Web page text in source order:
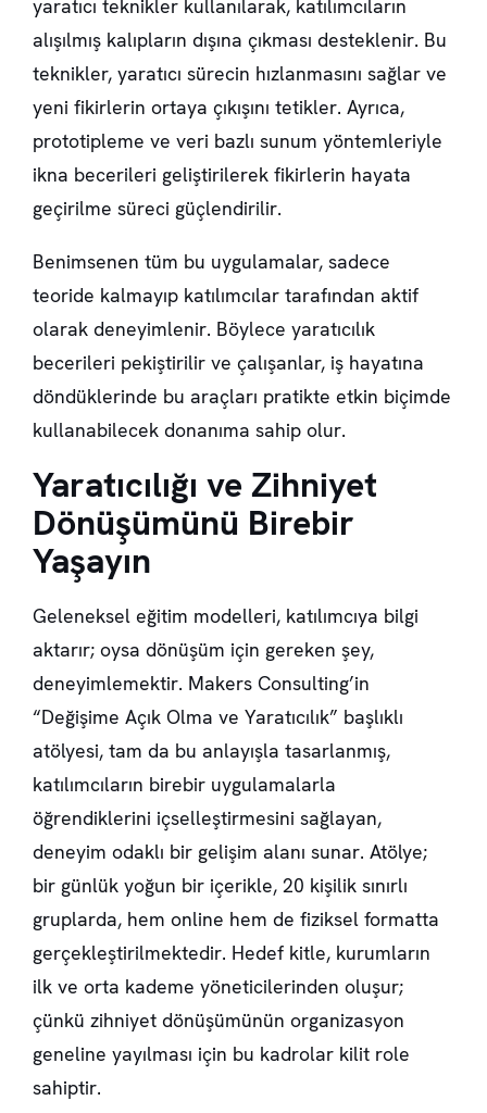
yaratıcı teknikler kullanılarak, katılımcıların
alışılmış kalıpların dışına çıkması desteklenir. Bu
teknikler, yaratıcı sürecin hızlanmasını sağlar ve
yeni fikirlerin ortaya çıkışını tetikler. Ayrıca,
prototipleme ve veri bazlı sunum yöntemleriyle
ikna becerileri geliştirilerek fikirlerin hayata
geçirilme süreci güçlendirilir.
Benimsenen tüm bu uygulamalar, sadece
teoride kalmayıp katılımcılar tarafından aktif
olarak deneyimlenir. Böylece yaratıcılık
becerileri pekiştirilir ve çalışanlar, iş hayatına
döndüklerinde bu araçları pratikte etkin biçimde
kullanabilecek donanıma sahip olur.
Yaratıcılığı ve Zihniyet
Dönüşümünü Birebir
Yaşayın
Geleneksel eğitim modelleri, katılımcıya bilgi
aktarır; oysa dönüşüm için gereken şey,
deneyimlemektir. Makers Consulting’in
“Değişime Açık Olma ve Yaratıcılık” başlıklı
atölyesi, tam da bu anlayışla tasarlanmış,
katılımcıların birebir uygulamalarla
öğrendiklerini içselleştirmesini sağlayan,
deneyim odaklı bir gelişim alanı sunar. Atölye;
bir günlük yoğun bir içerikle, 20 kişilik sınırlı
gruplarda, hem online hem de fiziksel formatta
gerçekleştirilmektedir. Hedef kitle, kurumların
ilk ve orta kademe yöneticilerinden oluşur;
çünkü zihniyet dönüşümünün organizasyon
geneline yayılması için bu kadrolar kilit role
sahiptir.